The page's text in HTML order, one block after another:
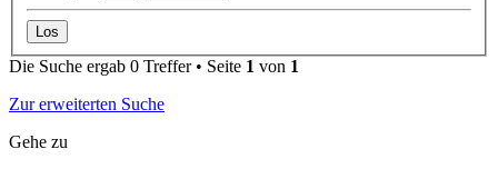
Die Suche ergab 0 Treffer • Seite 1 von 1
Zur erweiterten Suche
Gehe zu